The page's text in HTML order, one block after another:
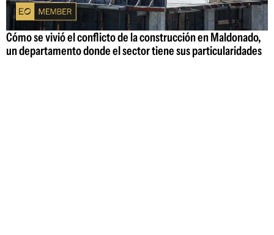
Cómo se vivió el conflicto de la construcción en Maldonado,
un departamento donde el sector tiene sus particularidades